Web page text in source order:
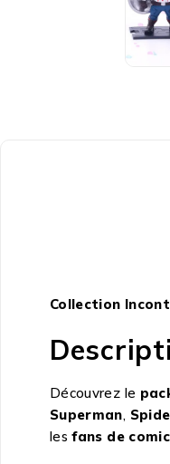
Collection
Découvrez le
Superman,
lesfans de